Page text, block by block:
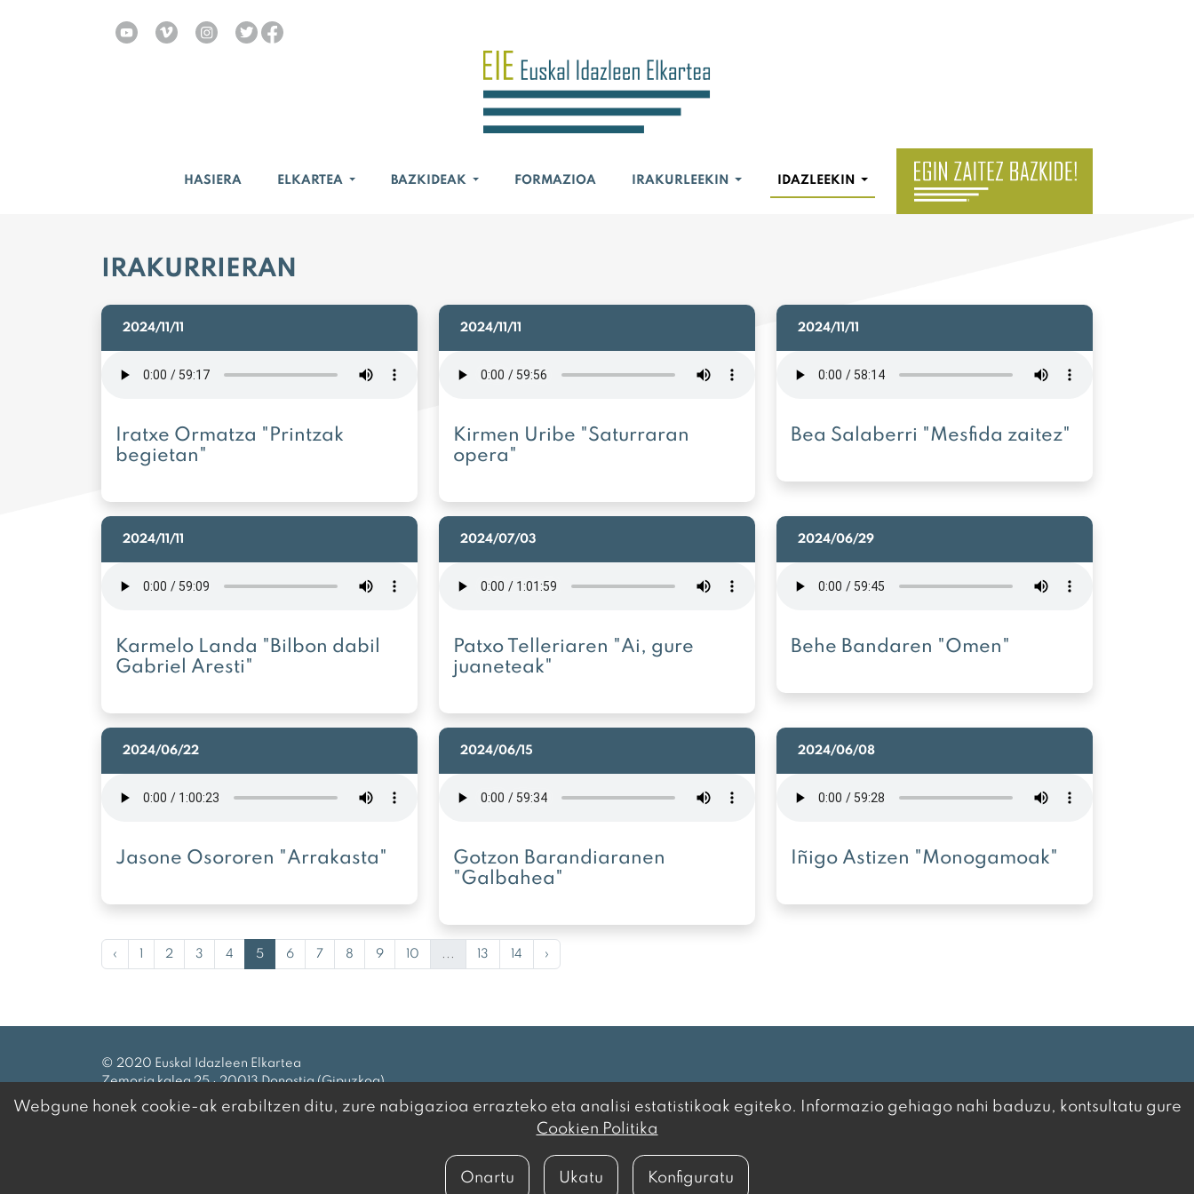
HASIERA ELKARTEA BAZKIDEAK FORMAZIOA IRAKURLEEKIN IDAZLEEKIN
IRAKURRIERAN
2024/11/11
Iratxe Ormatza "Printzak
begietan"
2024/11/11
Kirmen Uribe "Saturraran
opera"
2024/11/11
Bea Salaberri "Mesfida zaitez"
2024/11/11
Karmelo Landa "Bilbon dabil
Gabriel Aresti"
2024/07/03
Patxo Telleriaren "Ai, gure
juaneteak"
2024/06/29
Behe Bandaren "Omen"
2024/06/22
Jasone Osororen "Arrakasta"
2024/06/15
Gotzon Barandiaranen
"Galbahea"
2024/06/08
Iñigo Astizen "Monogamoak"
‹ 2 3 4 5 6 7 8 9 10 ... 13 14 ›
© 2020 Euskal Idazleen Elkartea
Zemoria kalea 25 · 20013 Donostia (Gipuzkoa)
Tel.:943 27 69 99 | eie@idazleak.eus
Webgune honek cookie-ak erabiltzen ditu, zure nabigazioa errazteko eta analisi estatistikoak egiteko. Informazio gehiago nahi baduzu, kontsultatu gure
Cookien Politika
Onartu Ukatu Konfiguratu